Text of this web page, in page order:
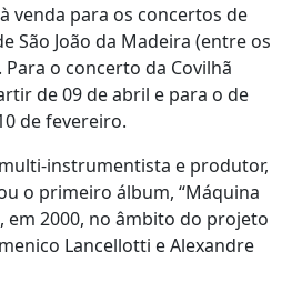
venda para os concertos de
São João da Madeira (entre os
Para o concerto da Covilhã
de 09 de abril e para o de
de fevereiro.
instrumentista e produtor,
o primeiro álbum, “Máquina
em 2000, no âmbito do projeto
Lancellotti e Alexandre